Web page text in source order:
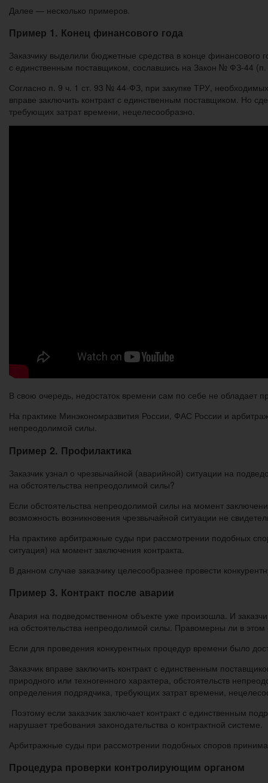
Далее — несколько примеров.
Пример 1. Конец финансового года
Заказчику выделили бюджетные средства в конце финансового
с единственным поставщиком, сославшись на Закон № ФЗ-44
Согласно п. 9 ч. 1 ст. 93 № 44-ФЗ, при закупке ТРУ,
вправе заключить контракт с единственным поставщиком. Но
требующих затрат времени, нецелесообразно.
В свою очередь, недостаток времени сам по себе не обладает
На практике Минэкономразвития России, ФАС России и
непреодолимой силы.
Пример 2. Профилактика
Заказчик узнал о чрезвычайной (аварийной) ситуации на
на обстоятельства непреодолимой силы?
Если обстоятельства непреодолимой силы на момент
возможность возникновения чрезвычайной ситуации не
На практике арбитражные суды при рассмотрении подобных
ситуация) на момент заключения контракта.
В данном случае заказчику целесообразнее провести
Пример 3. Контракт после аварии
Авария на подведомственном объекте уже произошла. И
на обстоятельства непреодолимой силы. Правомерны ли в этом
Если для проведения конкурентных процедур времени было
Заказчик вправе заключить контракт с единственным
природного или техногенного характера, обстоятельств
определения подрядчика, требующих затрат времени,
Поэтому если заказчик заключает контракт с единственным
нарушает требования законодательства о контрактной системе.
Арбитражные суды при рассмотрении подобных споров
Процедура проверки контролирующим органом